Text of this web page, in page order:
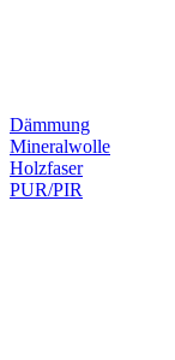
Dämmung
Mineralwolle
Holzfaser
PUR/PIR